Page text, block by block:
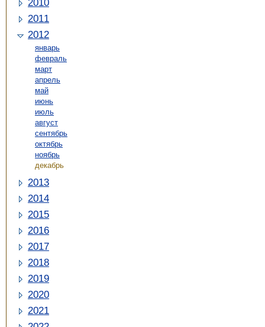
2010
2011
2012
январь
февраль
март
апрель
май
июнь
июль
август
сентябрь
октябрь
ноябрь
декабрь
2013
2014
2015
2016
2017
2018
2019
2020
2021